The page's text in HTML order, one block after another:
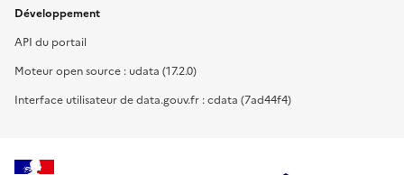
Développement
API du portail
Moteur open source : udata (17.2.0)
Interface utilisateur de data.gouv.fr : cdata (7ad44f4)